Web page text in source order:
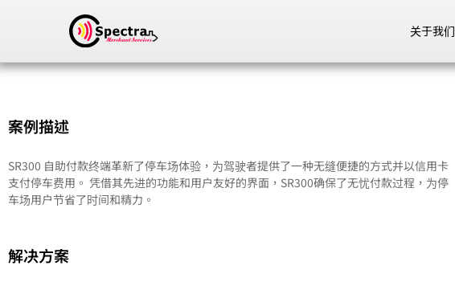
关于我们
革新停车场支付体验，
SR300 自助非接触式终端！
案例描述
SR300 自助付款终端革新了停车场体验，为驾驶者提供了一种无缝便捷的方式并以信用卡
支付停车费用。 凭借其先进的功能和用户友好的界面，SR300确保了无忧付款过程，为停
车场用户节省了时间和精力。
解决方案